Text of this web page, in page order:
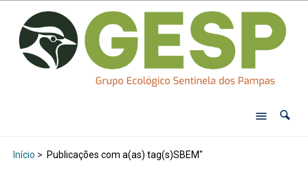
Início > Publicações com a(as) tag(s)SBEM"